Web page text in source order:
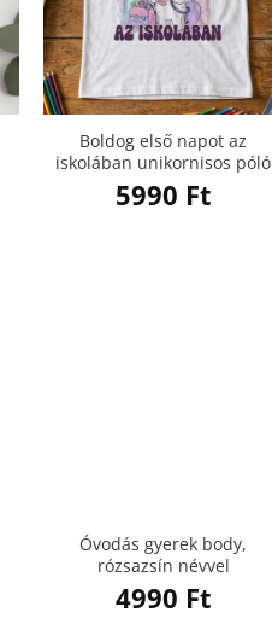
Boldog első napot az
iskolában unikornisos póló
5990 Ft
Óvodás gyerek body,
rózsazsín névvel
4990 Ft